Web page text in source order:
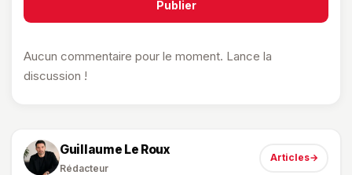
Publier
Aucun commentaire pour le moment. Lance la
discussion !
Guillaume Le Roux
Rédacteur
Articles→